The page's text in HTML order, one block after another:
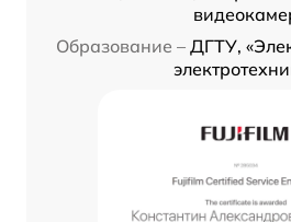
Образование – ДГТУ,